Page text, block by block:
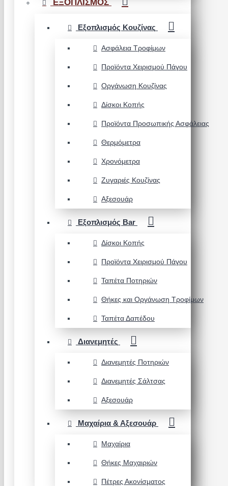
ΕΞΟΠΛΙΣΜΟΣ
Εξοπλισμός Κουζίνας
Ασφάλεια Τροφίμων
Προϊόντα Χειρισμού Πάγου
Οργάνωση Κουζίνας
Δίσκοι Κοπής
Προϊόντα Προσωπικής Ασφάλειας
Θερμόμετρα
Χρονόμετρα
Ζυγαριές Κουζίνας
Αξεσουάρ
Εξοπλισμός Bar
Δίσκοι Κοπής
Προϊόντα Χειρισμού Πάγου
Ταπέτα Ποτηριών
Θήκες και Οργάνωση Τροφίμων
Ταπέτα Δαπέδου
Διανεμητές
Διανεμητές Ποτηριών
Διανεμητές Σάλτσας
Αξεσουάρ
Μαχαίρια & Αξεσουάρ
Μαχαίρια
Θήκες Μαχαιριών
Πέτρες Ακονίσματος